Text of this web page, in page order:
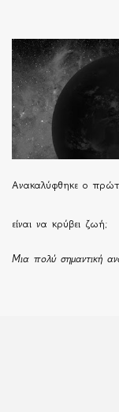
Ανακαλύφθηκε ο
είναι να κρύβει ζωή;
Μια πολύ σημαντική